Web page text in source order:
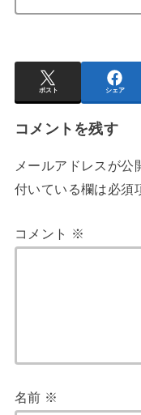
ポスト シェア
コメントを残す
メールアドレスが公
付いている欄は必須
コメント ※
名前 ※